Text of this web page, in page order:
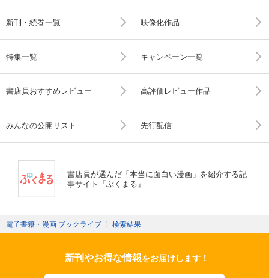
新刊・続巻一覧 映像化作品
特集一覧 キャンペーン一覧
書店員おすすめレビュー 高評価レビュー作品
みんなの公開リスト 先行配信
書店員が選んだ「本当に面白い漫画」を紹介する記
事サイト『ぶくまる』
電子書籍・漫画 ブックライブ 〉 検索結果
新刊やお得な情報をお届けします！